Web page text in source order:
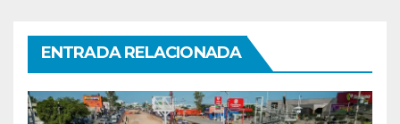
ENTRADA RELACIONADA